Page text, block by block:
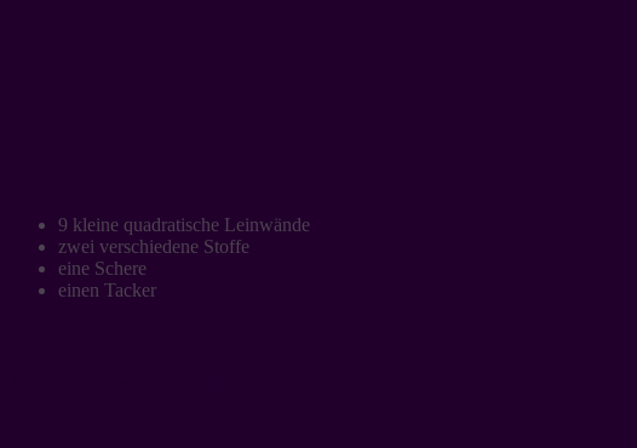
9 kleine quadratische Leinwände
zwei verschiedene Stoffe
eine Schere
einen Tacker